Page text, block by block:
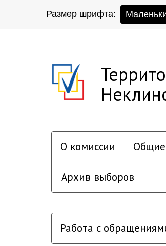
Размер шрифта:
О комиссии
Архив выборов
Работа с